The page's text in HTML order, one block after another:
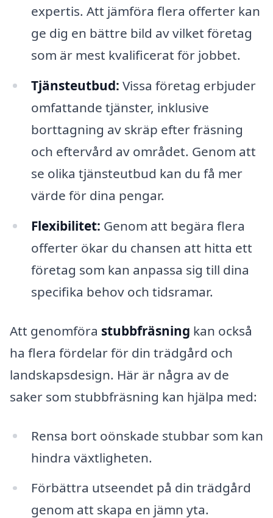
expertis. Att jämföra flera offerter kan
ge dig en bättre bild av vilket företag
som är mest kvalificerat för jobbet.
Tjänsteutbud: Vissa företag erbjuder
omfattande tjänster, inklusive
borttagning av skräp efter fräsning
och eftervård av området. Genom att
se olika tjänsteutbud kan du få mer
värde för dina pengar.
Flexibilitet: Genom att begära flera
offerter ökar du chansen att hitta ett
företag som kan anpassa sig till dina
specifika behov och tidsramar.
Att genomföra stubbfräsning kan också
ha flera fördelar för din trädgård och
landskapsdesign. Här är några av de
saker som stubbfräsning kan hjälpa med:
Rensa bort oönskade stubbar som kan
hindra växtligheten.
Förbättra utseendet på din trädgård
genom att skapa en jämn yta.